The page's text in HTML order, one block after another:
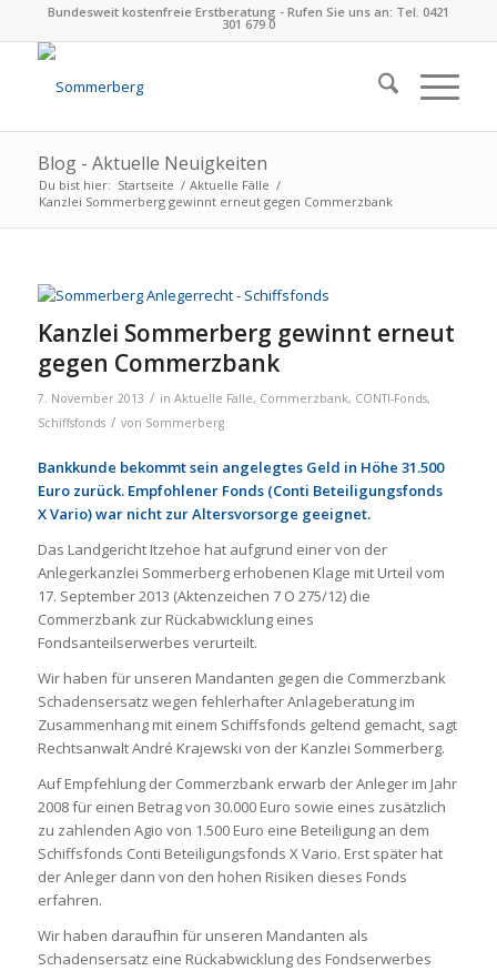
Bundesweit kostenfreie Erstberatung - Rufen Sie uns an: Tel. 0421
301 679 0
Blog - Aktuelle Neuigkeiten
Du bist hier: Startseite / Aktuelle Fälle /
Kanz­lei Som­mer­berg gewinnt erneut gegen Com­merz­bank
Kanz­lei Som­mer­berg gewinnt erneut
gegen Com­merz­bank
7. November 2013 / in Aktuelle Fälle, Commerzbank, CONTI-Fonds,
Schiffsfonds / von Sommerberg
Bankkunde bekommt sein angelegtes Geld in Höhe 31.500
Euro zurück. Empfohlener Fonds (Conti Beteiligungsfonds
X Vario) war nicht zur Altersvorsorge geeignet.
Das Landgericht Itzehoe hat aufgrund einer von der
Anlegerkanzlei Sommerberg erhobenen Klage mit Urteil vom
17. September 2013 (Aktenzeichen 7 O 275/12) die
Commerzbank zur Rückabwicklung eines
Fondsanteilserwerbes verurteilt.
Wir haben für unseren Mandanten gegen die Commerzbank
Schadensersatz wegen fehlerhafter Anlageberatung im
Zusammenhang mit einem Schiffsfonds geltend gemacht, sagt
Rechtsanwalt André Krajewski von der Kanzlei Sommerberg.
Auf Empfehlung der Commerzbank erwarb der Anleger im Jahr
2008 für einen Betrag von 30.000 Euro sowie eines zusätzlich
zu zahlenden Agio von 1.500 Euro eine Beteiligung an dem
Schiffsfonds Conti Beteiligungsfonds X Vario. Erst später hat
der Anleger dann von den hohen Risiken dieses Fonds
erfahren.
Wir haben daraufhin für unseren Mandanten als
Schadensersatz eine Rückabwicklung des Fondserwerbes